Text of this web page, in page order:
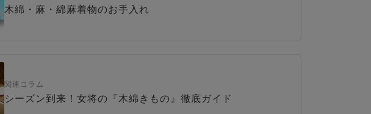
木綿・麻・綿麻着物のお手入れ
関連コラム
シーズン到来！女将の『木綿きもの』徹底ガイド